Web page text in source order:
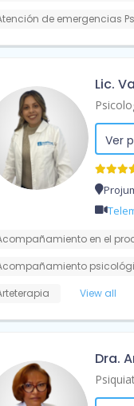
de emergencias
Lic.
Ver
en el
View all
Dra.